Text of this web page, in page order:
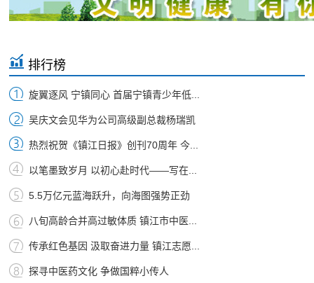
排行榜
旋翼逐风 宁镇同心 首届宁镇青少年低...
吴庆文会见华为公司高级副总裁杨瑞凯
热烈祝贺《镇江日报》创刊70周年 今...
以笔墨致岁月 以初心赴时代——写在...
5.5万亿元蓝海跃升，向海图强势正劲
八旬高龄合并高过敏体质 镇江市中医...
传承红色基因 汲取奋进力量 镇江志愿...
探寻中医药文化 争做国粹小传人